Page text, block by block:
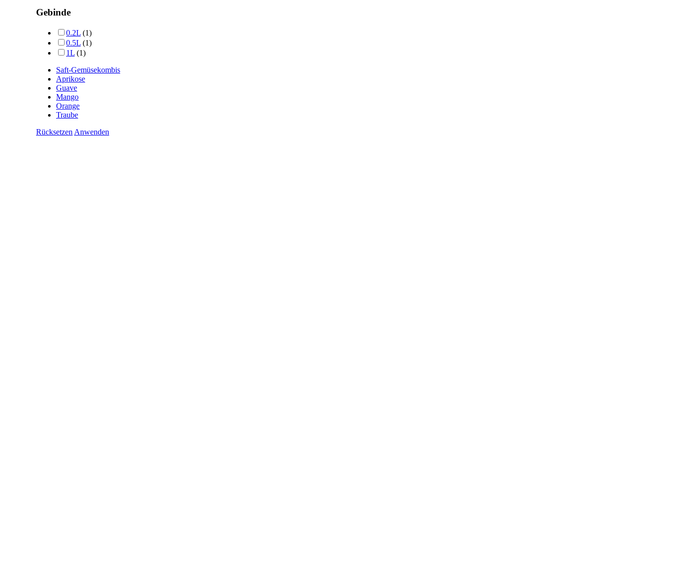
Gebinde
0.2L (1)
0.5L (1)
1L (1)
Saft-Gemüsekombis
Aprikose
Guave
Mango
Orange
Traube
Rücksetzen Anwenden